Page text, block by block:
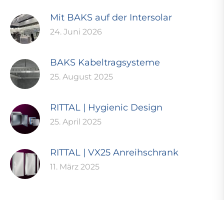
Mit BAKS auf der Intersolar
24. Juni 2026
BAKS Kabeltragsysteme
25. August 2025
RITTAL | Hygienic Design
25. April 2025
RITTAL | VX25 Anreihschrank
11. März 2025